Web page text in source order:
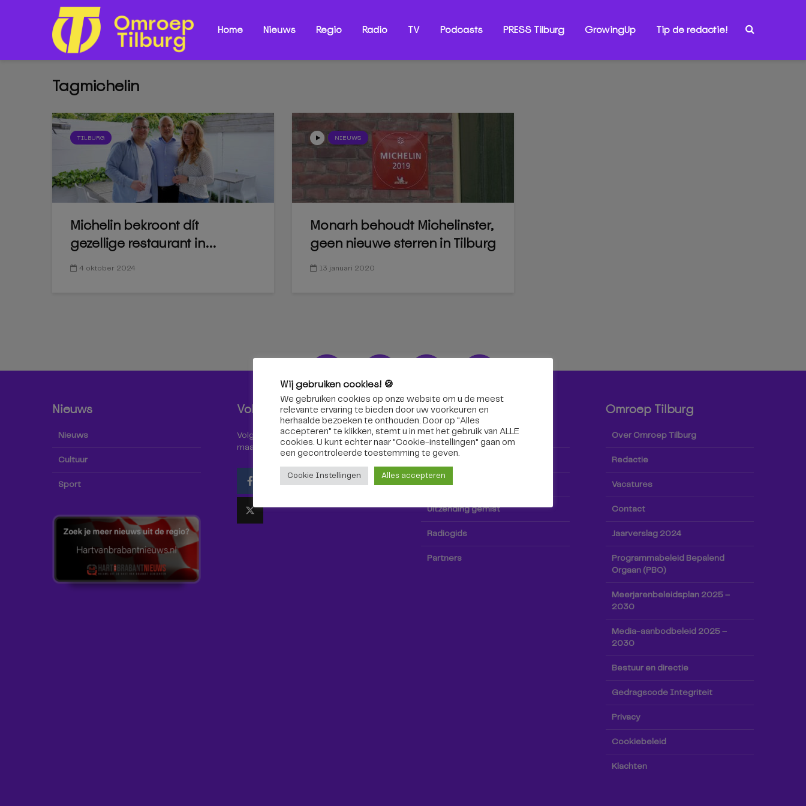
Home Nieuws Regio Radio TV Podcasts PRESS Tilburg GrowingUp Tip de redactie!
Tagmichelin
TILBURG
Michelin bekroont dít
gezellige restaurant in...
4 oktober 2024
NIEUWS
Monarh behoudt Michelinster,
geen nieuwe sterren in Tilburg
13 januari 2020
Nieuws
Nieuws
Cultuur
Sport
Volg ons!
Volg Omroep Tilburg niet alleen hier,
maar ook via social media!
Radio & TV
Kijk tv
Radio
TV-gids
Uitzending gemist
Radiogids
Partners
Omroep Tilburg
Over Omroep Tilburg
Redactie
Vacatures
Contact
Jaarverslag 2024
Programmabeleid Bepalend
Orgaan (PBO)
Meerjarenbeleidsplan 2025 –
2030
Media-aanbodbeleid 2025 –
2030
Bestuur en directie
Gedragscode Integriteit
Privacy
Cookiebeleid
Klachten
Wij gebruiken cookies! 🍪
We gebruiken cookies op onze website om u de meest
relevante ervaring te bieden door uw voorkeuren en
herhaalde bezoeken te onthouden. Door op "Alles
accepteren" te klikken, stemt u in met het gebruik van ALLE
cookies. U kunt echter naar "Cookie-instellingen" gaan om
een ​​gecontroleerde toestemming te geven.
Cookie Instellingen Alles accepteren